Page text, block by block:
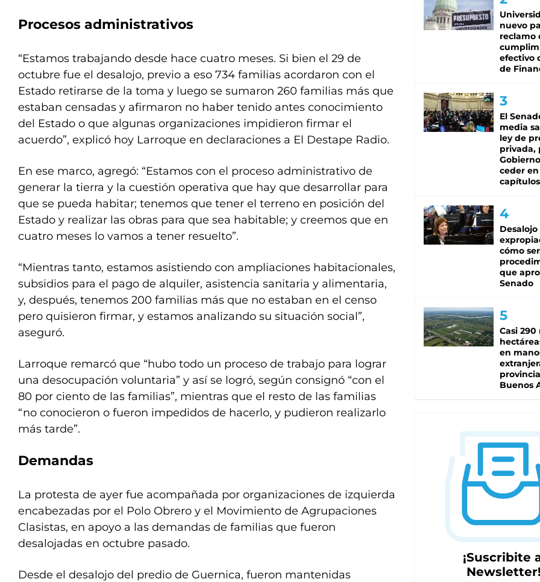
Procesos administrativos
“Estamos trabajando desde hace cuatro meses. Si bien el 29 de
octubre fue el desalojo, previo a eso 734 familias acordaron con el
Estado retirarse de la toma y luego se sumaron 260 familias más que
estaban censadas y afirmaron no haber tenido antes conocimiento
del Estado o que algunas organizaciones impidieron firmar el
acuerdo”, explicó hoy Larroque en declaraciones a El Destape Radio.
En ese marco, agregó: “Estamos con el proceso administrativo de
generar la tierra y la cuestión operativa que hay que desarrollar para
que se pueda habitar; tenemos que tener el terreno en posición del
Estado y realizar las obras para que sea habitable; y creemos que en
cuatro meses lo vamos a tener resuelto”.
“Mientras tanto, estamos asistiendo con ampliaciones habitacionales,
subsidios para el pago de alquiler, asistencia sanitaria y alimentaria,
y, después, tenemos 200 familias más que no estaban en el censo
pero quisieron firmar, y estamos analizando su situación social”,
aseguró.
Larroque remarcó que “hubo todo un proceso de trabajo para lograr
una desocupación voluntaria” y así se logró, según consignó “con el
80 por ciento de las familias”, mientras que el resto de las familias
“no conocieron o fueron impedidos de hacerlo, y pudieron realizarlo
más tarde”.
Demandas
La protesta de ayer fue acompañada por organizaciones de izquierda
encabezadas por el Polo Obrero y el Movimiento de Agrupaciones
Clasistas, en apoyo a las demandas de familias que fueron
desalojadas en octubre pasado.
Desde el desalojo del predio de Guernica, fueron mantenidas
nuevo
reclamo
efectivo
de
El
media
ley de
privada,
ceder
capítulos
cómo
que
Senado
Casi 290
en
Buenos
¡Suscribite